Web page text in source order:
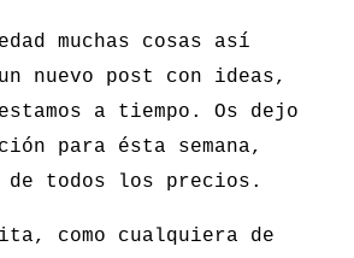
muchas cosas así
nuevo post con ideas,
a tiempo. Os dejo
para ésta semana,
de todos los precios.
como cualquiera de